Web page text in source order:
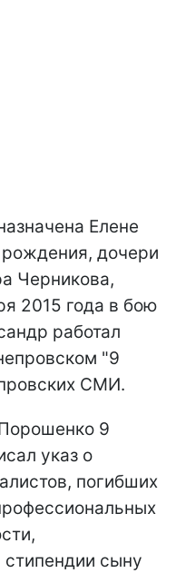
Елене
дочери
Черникова,
2015 года в бою
работал
"9
СМИ.
9
указ о
погибших
сыну